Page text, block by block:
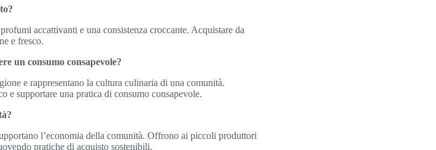
accattivanti e una consistenza croccante. Acquistare da
e fresco.
un consumo consapevole?
e rappresentano la cultura culinaria di una comunità.
e supportare una pratica di consumo consapevole.
l’economia della comunità. Offrono ai piccoli produttori
pratiche di acquisto sostenibili.